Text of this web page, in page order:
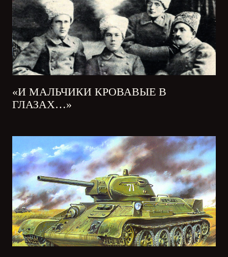
«И МАЛЬЧИКИ КРОВАВЫЕ В
ГЛАЗАХ…»